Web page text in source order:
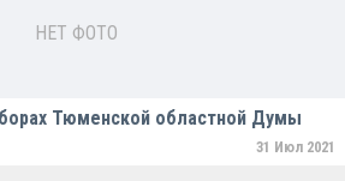
НЕТ ФОТО
Тюменской областной Думы
31 Июл 2021